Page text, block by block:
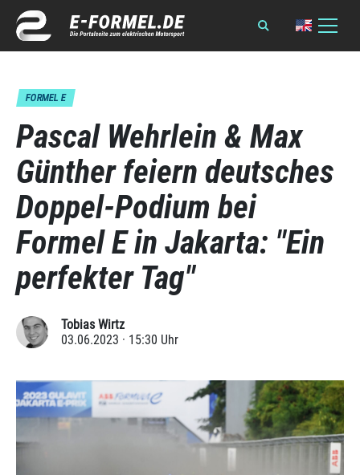
FORMEL E
Pascal Wehrlein & Max
Günther feiern deutsches
Doppel-Podium bei
Formel E in Jakarta: "Ein
perfekter Tag"
Tobias Wirtz
03.06.2023 · 15:30 Uhr